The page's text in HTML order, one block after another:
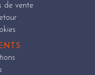
de vente